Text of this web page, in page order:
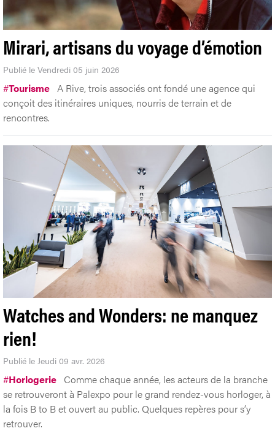
Mirari, artisans du voyage d’émotion
Publié le Vendredi 05 juin 2026
#Tourisme A Rive, trois associés ont fondé une agence qui
conçoit des itinéraires uniques, nourris de terrain et de
rencontres.
Watches and Wonders: ne manquez
rien!
Publié le Jeudi 09 avr. 2026
#Horlogerie Comme chaque année, les acteurs de la branche
se retrouveront à Palexpo pour le grand rendez-vous horloger, à
la fois B to B et ouvert au public. Quelques repères pour s’y
retrouver.